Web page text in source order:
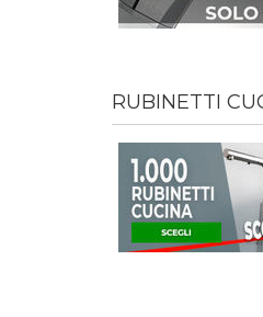
RUBINETTI